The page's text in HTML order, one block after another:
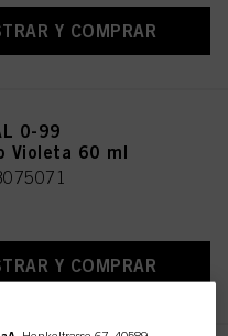
Y COMPRAR
0-99
Violeta 60 ml
Y COMPRAR